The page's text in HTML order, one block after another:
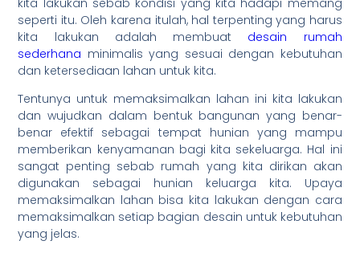
kita lakukan sebab kondisi yang kita hadapi memang
seperti itu. Oleh karena itulah, hal terpenting yang harus
kita lakukan adalah membuat desain rumah
sederhana minimalis yang sesuai dengan kebutuhan
dan ketersediaan lahan untuk kita.
Tentunya untuk memaksimalkan lahan ini kita lakukan
dan wujudkan dalam bentuk bangunan yang benar-
benar efektif sebagai tempat hunian yang mampu
memberikan kenyamanan bagi kita sekeluarga. Hal ini
sangat penting sebab rumah yang kita dirikan akan
digunakan sebagai hunian keluarga kita. Upaya
memaksimalkan lahan bisa kita lakukan dengan cara
memaksimalkan setiap bagian desain untuk kebutuhan
yang jelas.